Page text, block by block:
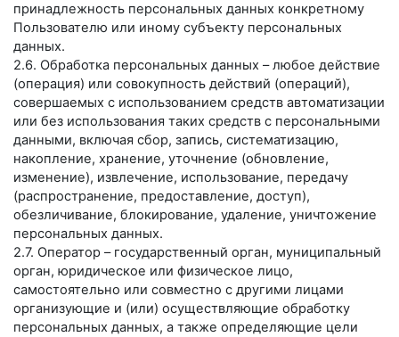
принадлежность персональных данных конкретному
Пользователю или иному субъекту персональных
данных.
2.6. Обработка персональных данных – любое действие
(операция) или совокупность действий (операций),
совершаемых с использованием средств автоматизации
или без использования таких средств с персональными
данными, включая сбор, запись, систематизацию,
накопление, хранение, уточнение (обновление,
изменение), извлечение, использование, передачу
(распространение, предоставление, доступ),
обезличивание, блокирование, удаление, уничтожение
персональных данных.
2.7. Оператор – государственный орган, муниципальный
орган, юридическое или физическое лицо,
самостоятельно или совместно с другими лицами
организующие и (или) осуществляющие обработку
персональных данных, а также определяющие цели